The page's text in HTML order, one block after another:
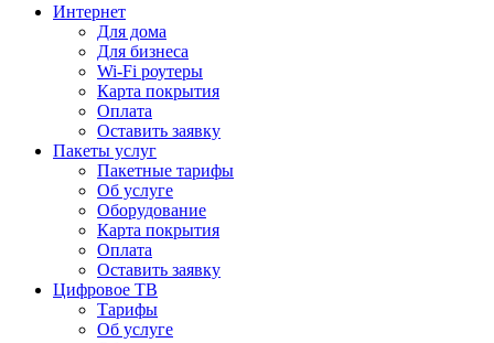
Интернет
Для дома
Для бизнеса
Wi-Fi роутеры
Карта покрытия
Оплата
Оставить заявку
Пакеты услуг
Пакетные тарифы
Об услуге
Оборудование
Карта покрытия
Оплата
Оставить заявку
Цифровое ТВ
Тарифы
Об услуге